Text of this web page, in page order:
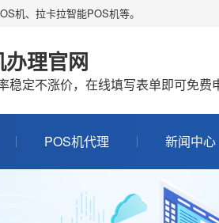
机、拉卡拉智能POS机等。
理官网
稳定不涨价，在线填写表单即可免费
POS机代理 新闻中心